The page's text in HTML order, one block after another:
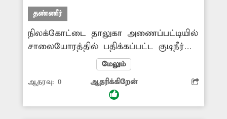
தண்ணீர்
நிலக்கோட்டை தாலுகா அணைப்பட்டியில்
சாலையோரத்தில் பதிக்கப்பட்ட குடிநீர்
குழாயில், கடந்த சில நாட்களுக்கு முன்பு
உடைப்பு ஏற்பட்டது. இதனால் குடிநீர்
வெளியேறி சாலையில் ஆறாக ஓடி
வீணாகிறது. இதன் காரணமாக
மேலும்
ஆதரவு: 0 ஆதரிக்கிறேன்